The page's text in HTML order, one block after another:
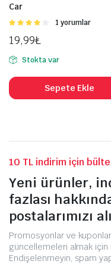
Car
4.00oy
1 yorumlar
19,99₺
Stokta var
Sepete Ekle
10 TL indirim için
Yeni ürünler,
fazlası
postalarımızı
Promosyonlar ve
güncellemeleri almak için
Endişelenmeyin, spam